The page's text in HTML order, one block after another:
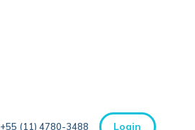
+55 (11) 4780-3488 Login